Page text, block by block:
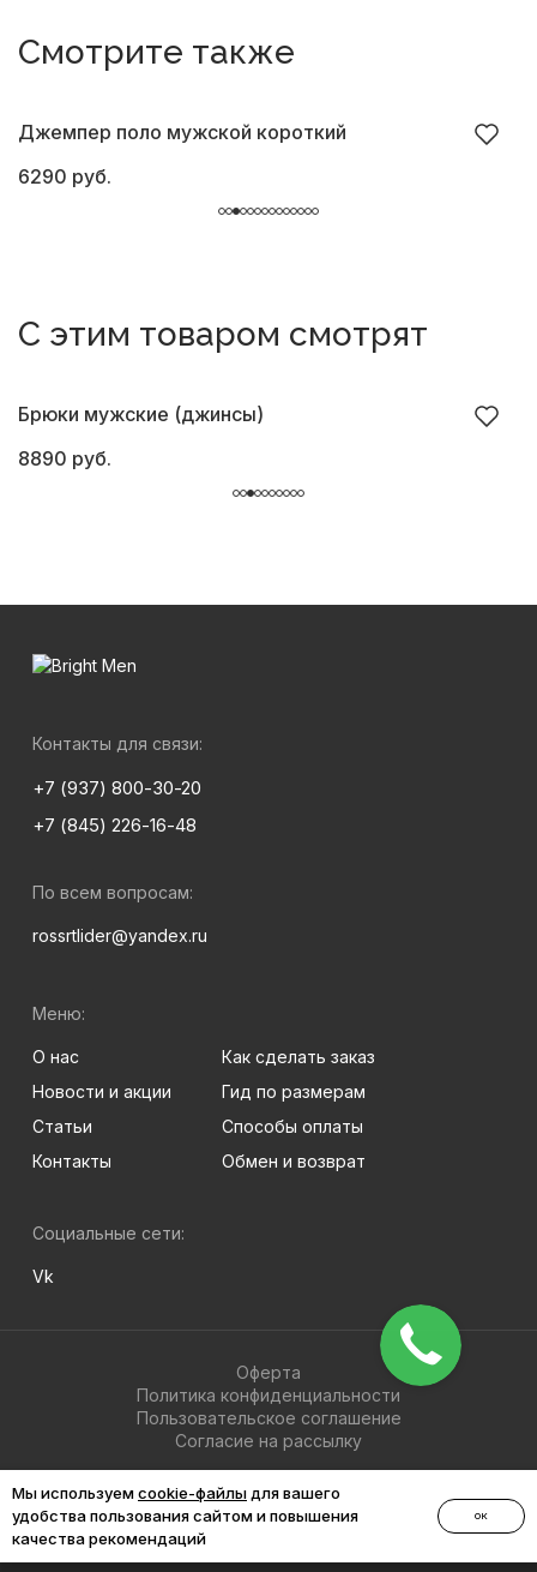
Смотрите также
Джемпер поло мужской короткий
6290 руб.
С этим товаром смотрят
Брюки мужские (джинсы)
8890 руб.
Контакты для связи:
+7 (937) 800-30-20
+7 (845) 226-16-48
По всем вопросам:
rossrtlider@yandex.ru
Меню:
О нас
Новости и акции
Статьи
Контакты
Как сделать заказ
Гид по размерам
Способы оплаты
Обмен и возврат
Социальные сети:
Vk
© 2026 BRIGHT-MEN
Оферта
Политика конфиденциальности
Пользовательское соглашение
Согласие на рассылку
ОК
Мы используемcookie-файлы для вашего
удобства пользования сайтом и повышения
качества рекомендаций